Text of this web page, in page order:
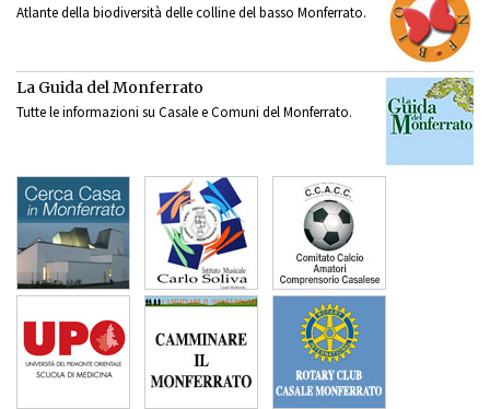
Atlante della biodiversità delle colline del basso Monferrato.
La Guida del Monferrato
Tutte le informazioni su Casale e Comuni del Monferrato.